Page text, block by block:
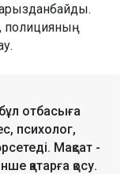
полицияның
отбасыға
психолог,
Мақсат -
қатарға қосу.